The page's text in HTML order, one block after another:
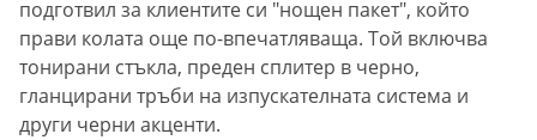
подготвил за клиентите си "нощен пакет", който
прави колата още по-впечатляваща. Той включва
тонирани стъкла, преден сплитер в черно,
гланцирани тръби на изпускателната система и
други черни акценти.